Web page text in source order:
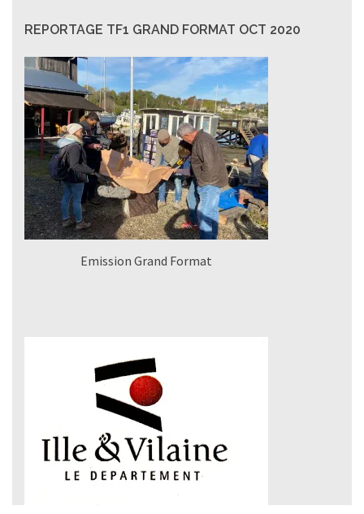
REPORTAGE TF1 GRAND FORMAT OCT 2020
Emission Grand Format